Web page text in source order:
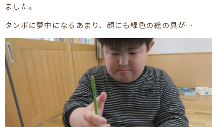
ました。
タンポに夢中になるあまり、顔にも緑色の絵の具が…